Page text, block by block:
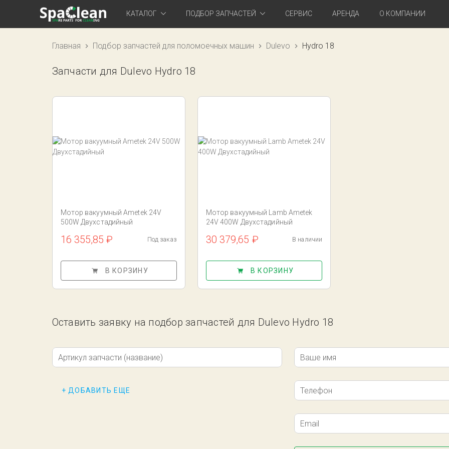
КАТАЛОГ ПОДБОР ЗАПЧАСТЕЙ СЕРВИС АРЕНДА О КОМПАНИИ
Главная Подбор запчастей для поломоечных машин Dulevo Hydro 18
Запчасти для Dulevo Hydro 18
Мотор вакуумный Ametek 24V
500W Двухстадийный
16 355,85 ₽ Под заказ
В КОРЗИНУ
Мотор вакуумный Lamb Ametek
24V 400W Двухстадийный
30 379,65 ₽ В наличии
В КОРЗИНУ
Оставить заявку на подбор запчастей для Dulevo Hydro 18
Артикул запчасти (название)
+ ДОБАВИТЬ ЕЩЕ
Ваше имя
Телефон
Email